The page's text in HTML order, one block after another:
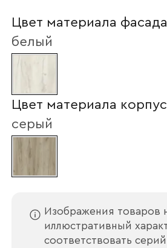
Цвет материала
белый
Цвет материала
серый
Изображения товаров
иллюстративный
соответствовать